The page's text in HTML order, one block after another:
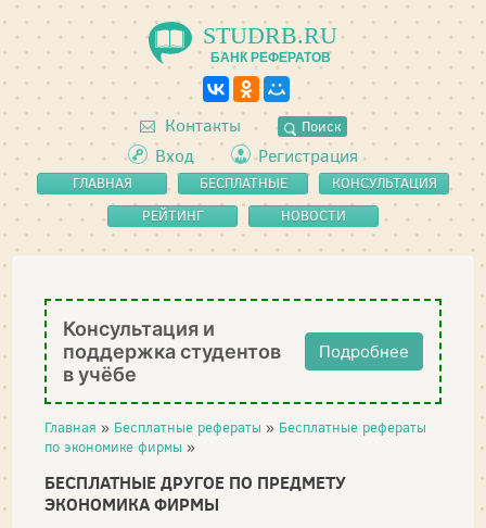
STUDRB.RU
БАНК РЕФЕРАТОВ
Контакты Поиск
Вход Регистрация
ГЛАВНАЯ
БЕСПЛАТНЫЕ
РЕФЕРАТЫ
КОНСУЛЬТАЦИЯ
РЕЙТИНГ
НОВОСТИ
Консультация и
поддержка студентов
в учёбе
Подробнее
Главная » Бесплатные рефераты » Бесплатные рефераты
по экономике фирмы »
БЕСПЛАТНЫЕ ДРУГОЕ ПО ПРЕДМЕТУ
ЭКОНОМИКА ФИРМЫ